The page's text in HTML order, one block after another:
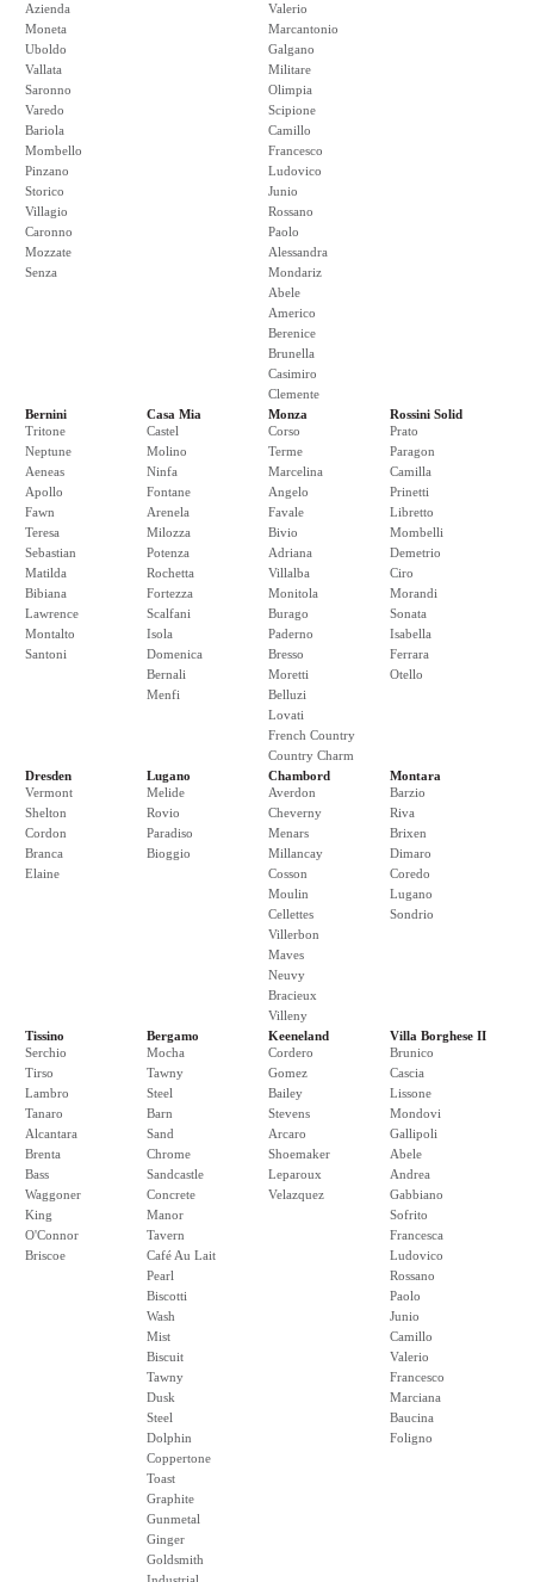
Azienda
Moneta
Uboldo
Vallata
Saronno
Varedo
Bariola
Mombello
Pinzano
Storico
Villagio
Caronno
Mozzate
Senza
Valerio
Marcantonio
Galgano
Militare
Olimpia
Scipione
Camillo
Francesco
Ludovico
Junio
Rossano
Paolo
Alessandra
Mondariz
Abele
Americo
Berenice
Brunella
Casimiro
Clemente
Bernini
Tritone
Neptune
Aeneas
Apollo
Fawn
Teresa
Sebastian
Matilda
Bibiana
Lawrence
Montalto
Santoni
Casa Mia
Castel
Molino
Ninfa
Fontane
Arenela
Milozza
Potenza
Rochetta
Fortezza
Scalfani
Isola
Domenica
Bernali
Menfi
Monza
Corso
Terme
Marcelina
Angelo
Favale
Bivio
Adriana
Villalba
Monitola
Burago
Paderno
Bresso
Moretti
Belluzi
Lovati
French Country
Country Charm
Rossini Solid
Prato
Paragon
Camilla
Prinetti
Libretto
Mombelli
Demetrio
Ciro
Morandi
Sonata
Isabella
Ferrara
Otello
Dresden
Vermont
Shelton
Cordon
Branca
Elaine
Lugano
Melide
Rovio
Paradiso
Bioggio
Chambord
Averdon
Cheverny
Menars
Millancay
Cosson
Moulin
Cellettes
Villerbon
Maves
Neuvy
Bracieux
Villeny
Montara
Barzio
Riva
Brixen
Dimaro
Coredo
Lugano
Sondrio
Tissino
Serchio
Tirso
Lambro
Tanaro
Alcantara
Brenta
Bass
Waggoner
King
O'Connor
Briscoe
Bergamo
Mocha
Tawny
Steel
Barn
Sand
Chrome
Sandcastle
Concrete
Manor
Tavern
Café Au Lait
Pearl
Biscotti
Wash
Mist
Biscuit
Tawny
Dusk
Steel
Dolphin
Coppertone
Toast
Graphite
Gunmetal
Ginger
Goldsmith
Keeneland
Cordero
Gomez
Bailey
Stevens
Arcaro
Shoemaker
Leparoux
Velazquez
Villa Borghese II
Brunico
Cascia
Lissone
Mondovi
Gallipoli
Abele
Andrea
Gabbiano
Sofrito
Francesca
Ludovico
Rossano
Paolo
Junio
Camillo
Valerio
Francesco
Marciana
Baucina
Foligno